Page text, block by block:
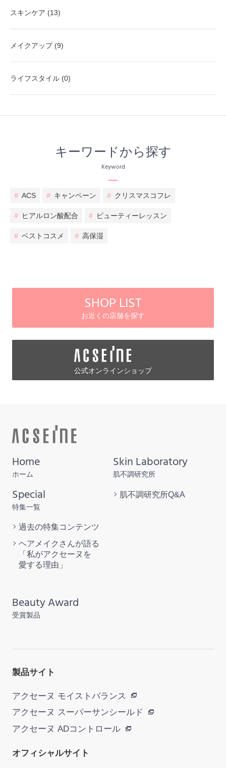
スキンケア (13)
メイクアップ (9)
ライフスタイル (0)
キーワードから探す
Keyword
# ACS # キャンペーン # クリスマスコフレ
# ヒアルロン酸配合 # ビューティーレッスン
# ベストコスメ # 高保湿
SHOP LIST
お近くの店舗を探す
公式オンラインショップ
Home
ホーム
Special
特集一覧
過去の特集コンテンツ
ヘアメイクさんが語る
「私がアクセーヌを
愛する理由」
Skin Laboratory
肌不調研究所
肌不調研究所Q&A
Beauty Award
受賞製品
製品サイト
アクセーヌ モイストバランス
アクセーヌ スーパーサンシールド
アクセーヌ ADコントロール
オフィシャルサイト